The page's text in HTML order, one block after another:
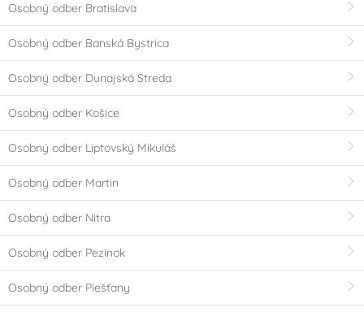
Osobný odber Bratislava
Osobný odber Banská Bystrica
Osobný odber Dunajská Streda
Osobný odber Košice
Osobný odber Liptovský Mikuláš
Osobný odber Martin
Osobný odber Nitra
Osobný odber Pezinok
Osobný odber Piešťany